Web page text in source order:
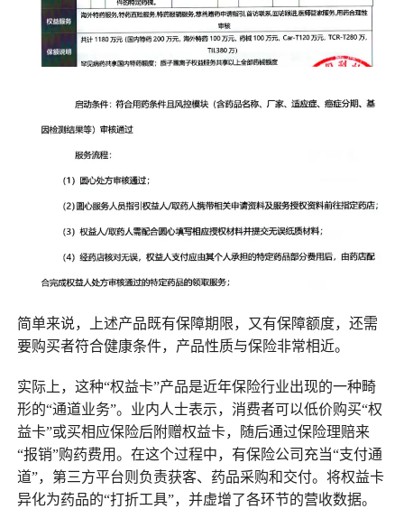
简单来说，上述产品既有保障期限，又有保障额度，还需
要购买者符合健康条件，产品性质与保险非常相近。
实际上，这种“权益卡”产品是近年保险行业出现的一种畸
形的“通道业务”。业内人士表示，消费者可以低价购买“权
益卡”或买相应保险后附赠权益卡，随后通过保险理赔来
“报销”购药费用。在这个过程中，有保险公司充当“支付通
道”，第三方平台则负责获客、药品采购和交付。将权益卡
异化为药品的“打折工具”，并虚增了各环节的营收数据。